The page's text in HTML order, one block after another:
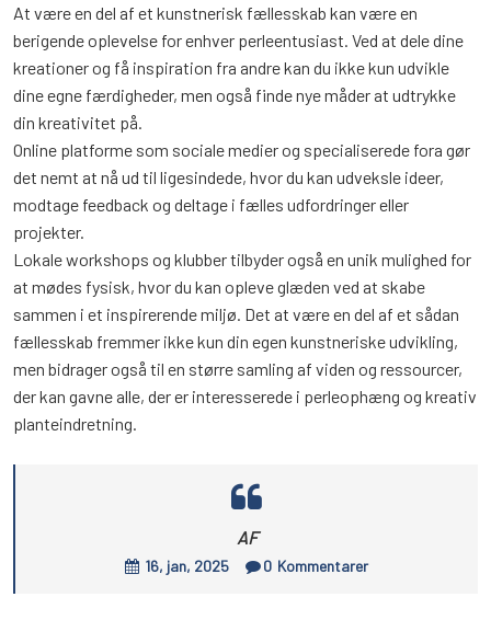
At være en del af et kunstnerisk fællesskab kan være en
berigende oplevelse for enhver perleentusiast. Ved at dele dine
kreationer og få inspiration fra andre kan du ikke kun udvikle
dine egne færdigheder, men også finde nye måder at udtrykke
din kreativitet på.
Online platforme som sociale medier og specialiserede fora gør
det nemt at nå ud til ligesindede, hvor du kan udveksle ideer,
modtage feedback og deltage i fælles udfordringer eller
projekter.
Lokale workshops og klubber tilbyder også en unik mulighed for
at mødes fysisk, hvor du kan opleve glæden ved at skabe
sammen i et inspirerende miljø. Det at være en del af et sådan
fællesskab fremmer ikke kun din egen kunstneriske udvikling,
men bidrager også til en større samling af viden og ressourcer,
der kan gavne alle, der er interesserede i perleophæng og kreativ
planteindretning.
AF
16, jan, 2025 0 Kommentarer